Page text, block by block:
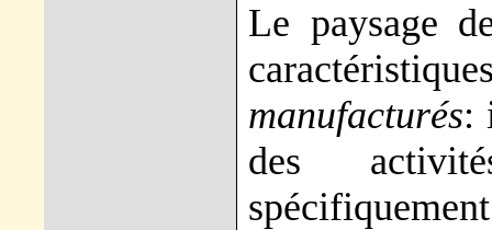
Le paysage
manufacturés:
des